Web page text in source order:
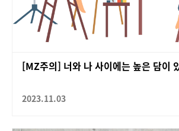
[MZ주의] 너와 나 사이에는 높은 담이
2023.11.03